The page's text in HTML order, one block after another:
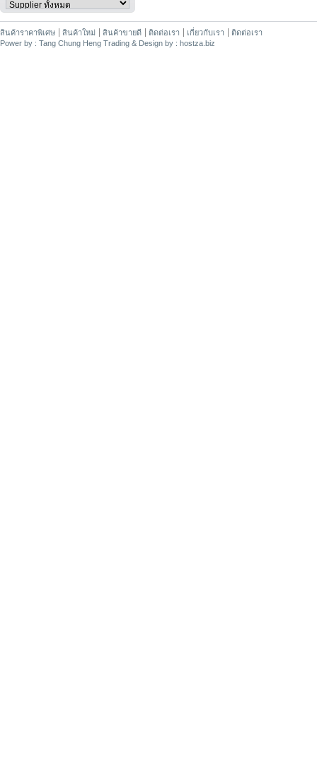
สินค้าราคาพิเศษ สินค้าใหม่ สินค้าขายดี ติดต่อเรา เกี่ยวกับเรา
ติดต่อเรา
Power by : Tang Chung Heng Trading & Design by : hostza.biz